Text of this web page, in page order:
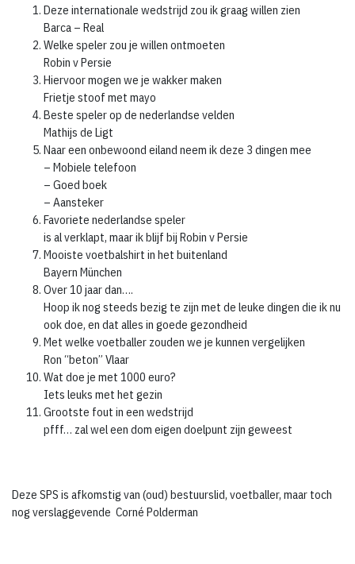
Deze internationale wedstrijd zou ik graag willen zien
Barca – Real
Welke speler zou je willen ontmoeten
Robin v Persie
Hiervoor mogen we je wakker maken
Frietje stoof met mayo
Beste speler op de nederlandse velden
Mathijs de Ligt
Naar een onbewoond eiland neem ik deze 3 dingen mee
– Mobiele telefoon
– Goed boek
– Aansteker
Favoriete nederlandse speler
is al verklapt, maar ik blijf bij Robin v Persie
Mooiste voetbalshirt in het buitenland
Bayern München
Over 10 jaar dan….
Hoop ik nog steeds bezig te zijn met de leuke dingen die ik nu
ook doe, en dat alles in goede gezondheid
Met welke voetballer zouden we je kunnen vergelijken
Ron “beton” Vlaar
Wat doe je met 1000 euro?
Iets leuks met het gezin
Grootste fout in een wedstrijd
pfff… zal wel een dom eigen doelpunt zijn geweest
Deze SPS is afkomstig van (oud) bestuurslid, voetballer, maar toch
nog verslaggevende Corné Polderman